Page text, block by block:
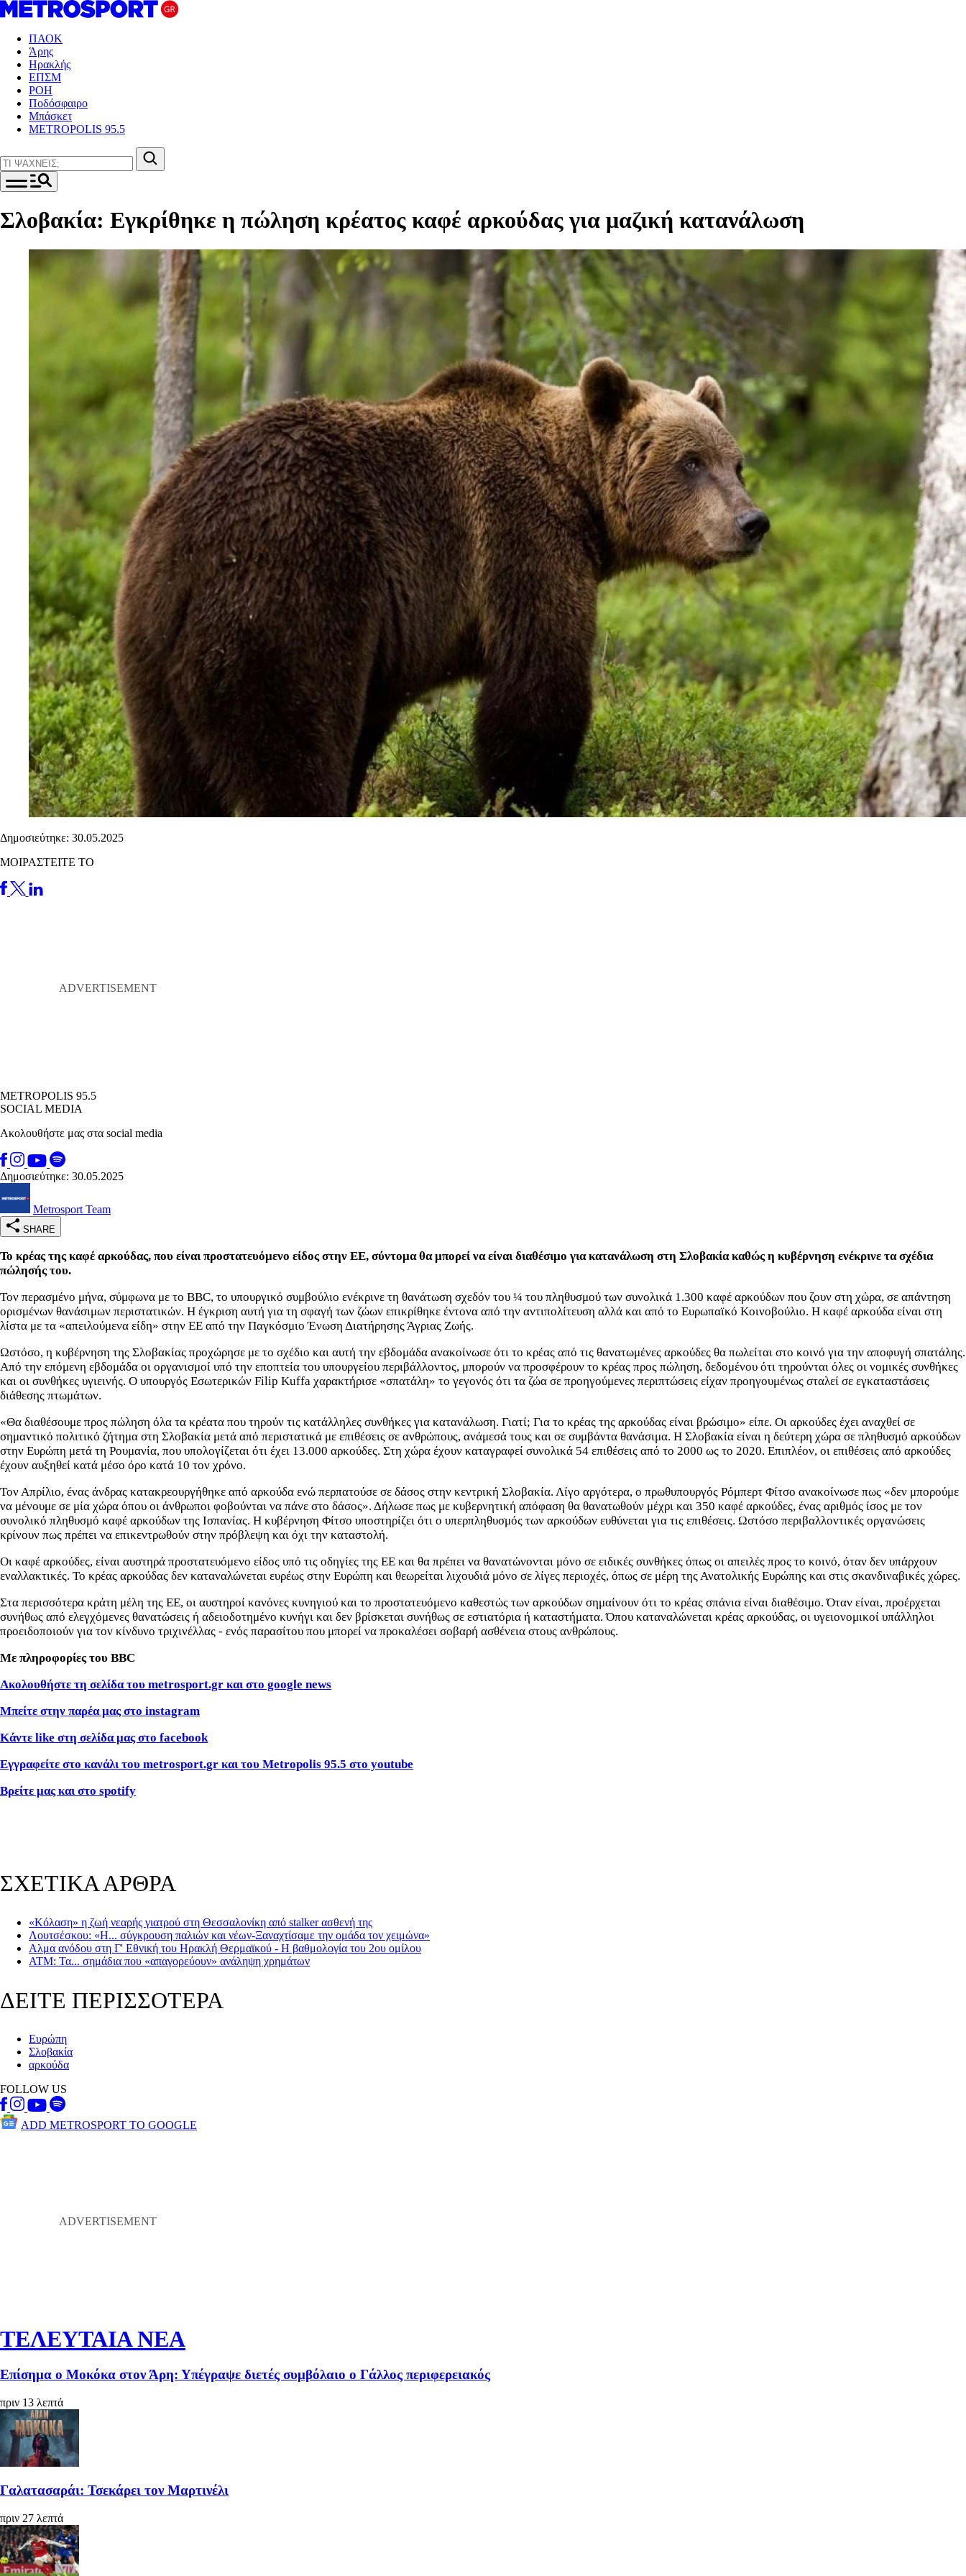
ΠΑΟΚ
Άρης
Ηρακλής
ΕΠΣΜ
ΡΟΗ
Ποδόσφαιρο
Μπάσκετ
METROPOLIS 95.5
Σλοβακία: Εγκρίθηκε η πώληση κρέατος καφέ αρκούδας για μαζική κατανάλωση
Δημοσιεύτηκε: 30.05.2025
ΜΟΙΡΑΣΤΕΙΤΕ ΤΟ
METROPOLIS 95.5
SOCIAL MEDIA
Ακολουθήστε μας στα social media
Δημοσιεύτηκε: 30.05.2025
Metrosport Team
SHARE
Το κρέας της καφέ αρκούδας, που είναι προστατευόμενο είδος στην ΕΕ, σύντομα θα μπορεί να είναι διαθέσιμο για κατανάλωση στη Σλοβακία καθώς η κυβέρνηση ενέκρινε τα σχέδια
πώλησής του.
Τον περασμένο μήνα, σύμφωνα με το BBC, το υπουργικό συμβούλιο ενέκρινε τη θανάτωση σχεδόν του ¼ του πληθυσμού των συνολικά 1.300 καφέ αρκούδων που ζουν στη χώρα, σε απάντηση
ορισμένων θανάσιμων περιστατικών. Η έγκριση αυτή για τη σφαγή των ζώων επικρίθηκε έντονα από την αντιπολίτευση αλλά και από το Ευρωπαϊκό Κοινοβούλιο. Η καφέ αρκούδα είναι στη
λίστα με τα «απειλούμενα είδη» στην ΕΕ από την Παγκόσμιο Ένωση Διατήρησης Άγριας Ζωής.
Ωστόσο, η κυβέρνηση της Σλοβακίας προχώρησε με το σχέδιο και αυτή την εβδομάδα ανακοίνωσε ότι το κρέας από τις θανατωμένες αρκούδες θα πωλείται στο κοινό για την αποφυγή σπατάλης.
Από την επόμενη εβδομάδα οι οργανισμοί υπό την εποπτεία του υπουργείου περιβάλλοντος, μπορούν να προσφέρουν το κρέας προς πώληση, δεδομένου ότι τηρούνται όλες οι νομικές συνθήκες
και οι συνθήκες υγιεινής. Ο υπουργός Εσωτερικών Filip Kuffa χαρακτήρισε «σπατάλη» το γεγονός ότι τα ζώα σε προηγούμενες περιπτώσεις είχαν προηγουμένως σταλεί σε εγκαταστάσεις
διάθεσης πτωμάτων.
«Θα διαθέσουμε προς πώληση όλα τα κρέατα που τηρούν τις κατάλληλες συνθήκες για κατανάλωση. Γιατί; Για το κρέας της αρκούδας είναι βρώσιμο» είπε. Οι αρκούδες έχει αναχθεί σε
σημαντικό πολιτικό ζήτημα στη Σλοβακία μετά από περιστατικά με επιθέσεις σε ανθρώπους, ανάμεσά τους και σε συμβάντα θανάσιμα. Η Σλοβακία είναι η δεύτερη χώρα σε πληθυσμό αρκούδων
στην Ευρώπη μετά τη Ρουμανία, που υπολογίζεται ότι έχει 13.000 αρκούδες. Στη χώρα έχουν καταγραφεί συνολικά 54 επιθέσεις από το 2000 ως το 2020. Επιπλέον, οι επιθέσεις από αρκούδες
έχουν αυξηθεί κατά μέσο όρο κατά 10 τον χρόνο.
Τον Απρίλιο, ένας άνδρας κατακρεουργήθηκε από αρκούδα ενώ περπατούσε σε δάσος στην κεντρική Σλοβακία. Λίγο αργότερα, ο πρωθυπουργός Ρόμπερτ Φίτσο ανακοίνωσε πως «δεν μπορούμε
να μένουμε σε μία χώρα όπου οι άνθρωποι φοβούνται να πάνε στο δάσος». Δήλωσε πως με κυβερνητική απόφαση θα θανατωθούν μέχρι και 350 καφέ αρκούδες, ένας αριθμός ίσος με τον
συνολικό πληθυσμό καφέ αρκούδων της Ισπανίας. Η κυβέρνηση Φίτσο υποστηρίζει ότι ο υπερπληθυσμός των αρκούδων ευθύνεται για τις επιθέσεις. Ωστόσο περιβαλλοντικές οργανώσεις
κρίνουν πως πρέπει να επικεντρωθούν στην πρόβλεψη και όχι την καταστολή.
Οι καφέ αρκούδες, είναι αυστηρά προστατευόμενο είδος υπό τις οδηγίες της ΕΕ και θα πρέπει να θανατώνονται μόνο σε ειδικές συνθήκες όπως οι απειλές προς το κοινό, όταν δεν υπάρχουν
εναλλακτικές. Το κρέας αρκούδας δεν καταναλώνεται ευρέως στην Ευρώπη και θεωρείται λιχουδιά μόνο σε λίγες περιοχές, όπως σε μέρη της Ανατολικής Ευρώπης και στις σκανδιναβικές χώρες.
Στα περισσότερα κράτη μέλη της ΕΕ, οι αυστηροί κανόνες κυνηγιού και το προστατευόμενο καθεστώς των αρκούδων σημαίνουν ότι το κρέας σπάνια είναι διαθέσιμο. Όταν είναι, προέρχεται
συνήθως από ελεγχόμενες θανατώσεις ή αδειοδοτημένο κυνήγι και δεν βρίσκεται συνήθως σε εστιατόρια ή καταστήματα. Όπου καταναλώνεται κρέας αρκούδας, οι υγειονομικοί υπάλληλοι
προειδοποιούν για τον κίνδυνο τριχινέλλας - ενός παρασίτου που μπορεί να προκαλέσει σοβαρή ασθένεια στους ανθρώπους.
Με πληροφορίες του BBC
Ακολουθήστε τη σελίδα του metrosport.gr και στο google news
Μπείτε στην παρέα μας στο instagram
Κάντε like στη σελίδα μας στο facebook
Εγγραφείτε στο κανάλι του metrosport.gr και του Metropolis 95.5 στο youtube
Βρείτε μας και στο spotify
ΣΧΕΤΙΚΑ ΑΡΘΡΑ
«Κόλαση» η ζωή νεαρής γιατρού στη Θεσσαλονίκη από stalker ασθενή της
Λουτσέσκου: «Η... σύγκρουση παλιών και νέων-Ξαναχτίσαμε την ομάδα τον χειμώνα»
Αλμα ανόδου στη Γ' Εθνική του Ηρακλή Θερμαϊκού - Η βαθμολογία του 2ου ομίλου
ΑΤΜ: Τα... σημάδια που «απαγορεύουν» ανάληψη χρημάτων
ΔΕΙΤΕ ΠΕΡΙΣΣΟΤΕΡΑ
Ευρώπη
Σλοβακία
αρκούδα
FOLLOW US
ADD METROSPORT TO GOOGLE
ΤΕΛΕΥΤΑΙΑ ΝΕΑ
Επίσημα ο Μοκόκα στον Άρη: Υπέγραψε διετές συμβόλαιο ο Γάλλος περιφερειακός
πριν 13 λεπτά
Γαλατασαράι: Τσεκάρει τον Μαρτινέλι
πριν 27 λεπτά